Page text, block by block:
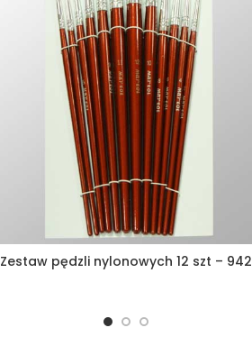
Zestaw pędzli nylonowych 12 szt – 942